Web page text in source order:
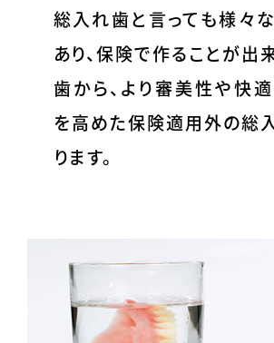
総入れ歯と言っても様々
あり、保険で作ることが出
歯から、より審美性や快
を高めた保険適用外の総
ります。